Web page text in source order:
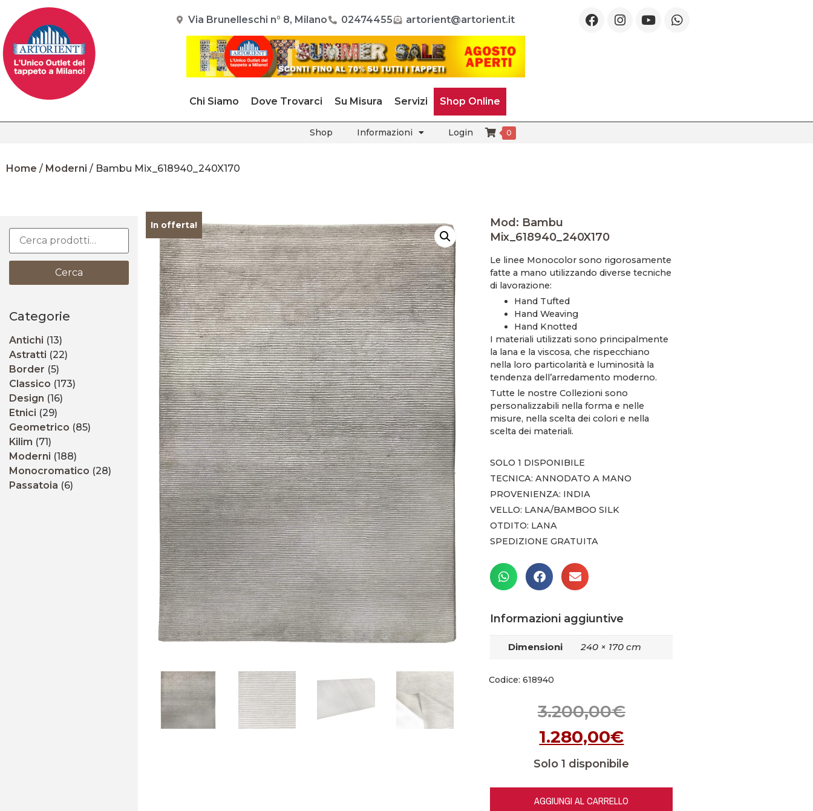
Via Brunelleschi n° 8, Milano 02474455 artorient@artorient.it
Chi Siamo Dove Trovarci Su Misura Servizi Shop Online
Shop Informazioni Login 0
Home / Moderni / Bambu Mix_618940_240X170
Cerca
Categorie
Antichi (13)
Astratti (22)
Border (5)
Classico (173)
Design (16)
Etnici (29)
Geometrico (85)
Kilim (71)
Moderni (188)
Monocromatico (28)
Passatoia (6)
In offerta!
Mod: Bambu
Mix_618940_240X170
Le linee Monocolor sono rigorosamente
fatte a mano utilizzando diverse tecniche
di lavorazione:
Hand Tufted
Hand Weaving
Hand Knotted
I materiali utilizzati sono principalmente
la lana e la viscosa, che rispecchiano
nella loro particolarità e luminosità la
tendenza dell’arredamento moderno.
Tutte le nostre Collezioni sono
personalizzabili nella forma e nelle
misure, nella scelta dei colori e nella
scelta dei materiali.
SOLO 1 DISPONIBILE
TECNICA: ANNODATO A MANO
PROVENIENZA: INDIA
VELLO: LANA/BAMBOO SILK
OTDITO: LANA
SPEDIZIONE GRATUITA
Informazioni aggiuntive
Dimensioni 240 × 170 cm
Codice: 618940
3.200,00€
1.280,00€
Solo 1 disponibile
AGGIUNGI AL CARRELLO